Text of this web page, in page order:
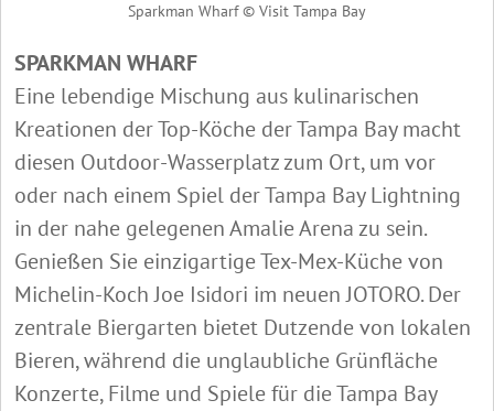
Sparkman Wharf © Visit Tampa Bay
SPARKMAN WHARF
Eine lebendige Mischung aus kulinarischen
Kreationen der Top-Köche der Tampa Bay macht
diesen Outdoor-Wasserplatz zum Ort, um vor
oder nach einem Spiel der Tampa Bay Lightning
in der nahe gelegenen Amalie Arena zu sein.
Genießen Sie einzigartige Tex-Mex-Küche von
Michelin-Koch Joe Isidori im neuen JOTORO. Der
zentrale Biergarten bietet Dutzende von lokalen
Bieren, während die unglaubliche Grünfläche
Konzerte, Filme und Spiele für die Tampa Bay